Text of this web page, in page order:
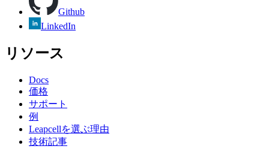
Github
LinkedIn
リソース
Docs
価格
サポート
例
Leapcellを選ぶ理由
技術記事